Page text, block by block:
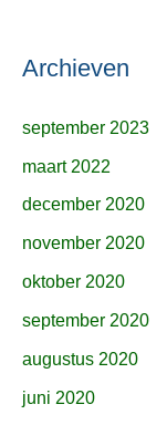
Archieven
september 2023
maart 2022
december 2020
november 2020
oktober 2020
september 2020
augustus 2020
juni 2020